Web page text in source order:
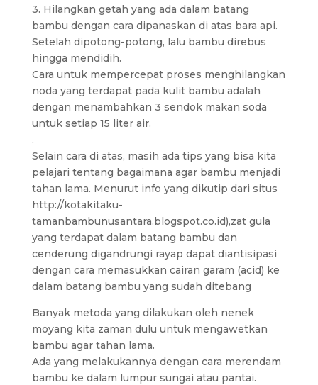
3. Hilangkan getah yang ada dalam batang
bambu dengan cara dipanaskan di atas bara api.
Setelah dipotong-potong, lalu bambu direbus
hingga mendidih.
Cara untuk mempercepat proses menghilangkan
noda yang terdapat pada kulit bambu adalah
dengan menambahkan 3 sendok makan soda
untuk setiap 15 liter air.
.
Selain cara di atas, masih ada tips yang bisa kita
pelajari tentang bagaimana agar bambu menjadi
tahan lama. Menurut info yang dikutip dari situs
http://kotakitaku-
tamanbambunusantara.blogspot.co.id),zat gula
yang terdapat dalam batang bambu dan
cenderung digandrungi rayap dapat diantisipasi
dengan cara memasukkan cairan garam (acid) ke
dalam batang bambu yang sudah ditebang
Banyak metoda yang dilakukan oleh nenek
moyang kita zaman dulu untuk mengawetkan
bambu agar tahan lama.
Ada yang melakukannya dengan cara merendam
bambu ke dalam lumpur sungai atau pantai.